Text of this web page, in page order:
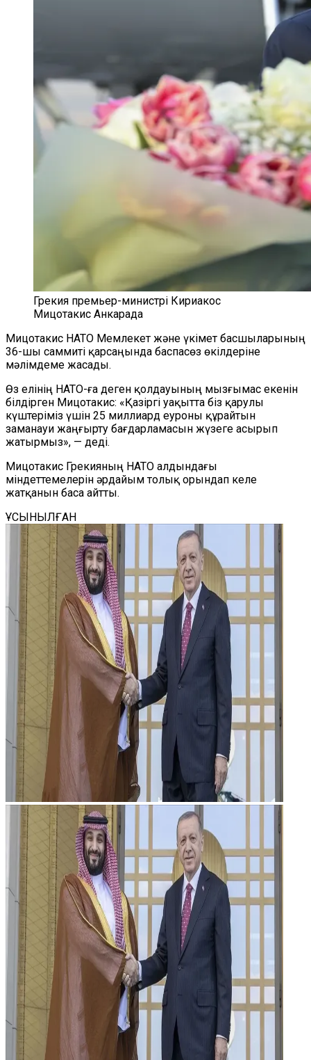
Грекия премьер-министрі Кириакос
Мицотакис Анкарада
Мицотакис НАТО Мемлекет және үкімет басшыларының
36-шы саммиті қарсаңында баспасөз өкілдеріне
мәлімдеме жасады.
Өз елінің НАТО-ға деген қолдауының мызғымас екенін
білдірген Мицотакис: «Қазіргі уақытта біз қарулы
күштеріміз үшін 25 миллиард еуроны құрайтын
заманауи жаңғырту бағдарламасын жүзеге асырып
жатырмыз», — деді.
Мицотакис Грекияның НАТО алдындағы
міндеттемелерін әрдайым толық орындап келе
жатқанын баса айтты.
ҰСЫНЫЛҒАН